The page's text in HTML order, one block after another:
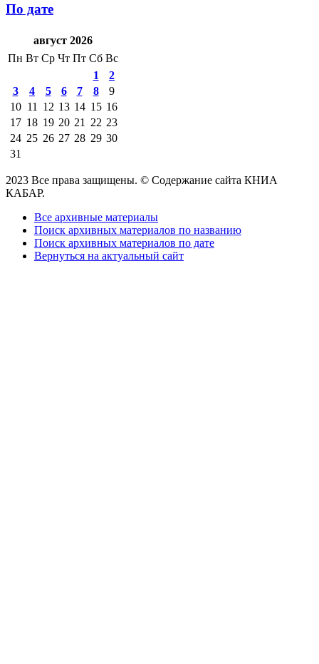
По дате
август 2026
Пн Вт Ср Чт Пт Сб Вс
1
2
3
4 5 6 7 8
9
10 11 12 13 14 15 16
17 18 19 20 21 22 23
24 25 26 27 28 29 30
31
2023 Все права защищены. © Содержание сайта КНИА
КАБАР.
Все архивные материалы
Поиск архивных материалов по названию
Поиск архивных материалов по дате
Вернуться на актуальный сайт